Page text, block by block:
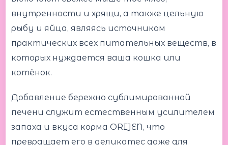
внутренности и хрящи, а также цельную
рыбу и яйца, являясь источником
практических всех питательных веществ, в
которых нуждается ваша кошка или
котёнок.
Добавление бережно сублимированной
печени служит естественным усилителем
запаха и вкуса корма ORIJEN, что
превращает его в деликатес даже для